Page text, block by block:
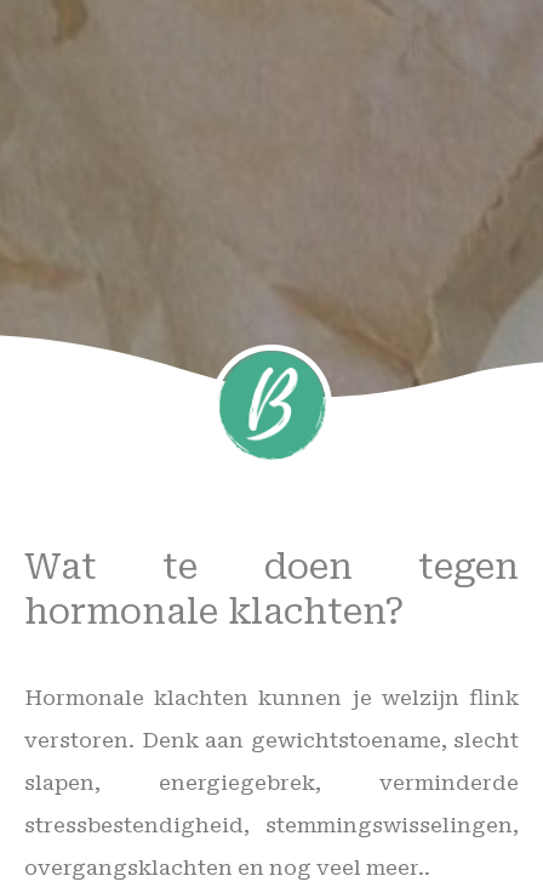
Wat te doen tegen
hormonale klachten?
Hormonale klachten kunnen je welzijn flink
verstoren. Denk aan gewichtstoename, slecht
slapen, energiegebrek, verminderde
stressbestendigheid, stemmingswisselingen,
overgangsklachten en nog veel meer..